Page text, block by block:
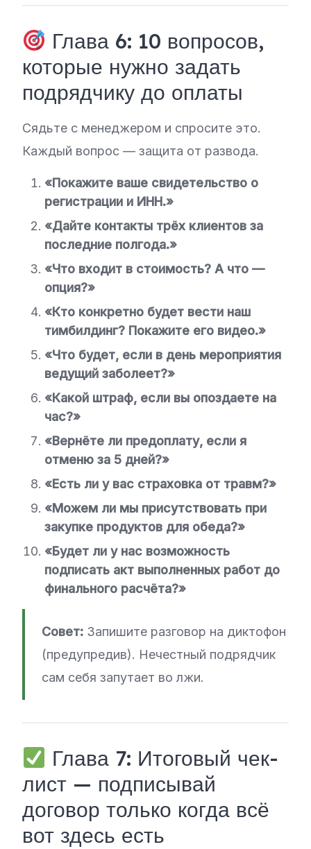
Глава 6: 10 вопросов,
которые нужно задать
подрядчику до оплаты
Сядьте с менеджером и спросите это.
Каждый вопрос — защита от развода.
«Покажите ваше свидетельство о
регистрации и ИНН.»
«Дайте контакты трёх клиентов за
последние полгода.»
«Что входит в стоимость? А что —
опция?»
«Кто конкретно будет вести наш
тимбилдинг? Покажите его видео.»
«Что будет, если в день мероприятия
ведущий заболеет?»
«Какой штраф, если вы опоздаете на
час?»
«Вернёте ли предоплату, если я
отменю за 5 дней?»
«Есть ли у вас страховка от травм?»
«Можем ли мы присутствовать при
закупке продуктов для обеда?»
«Будет ли у нас возможность
подписать акт выполненных работ до
финального расчёта?»
Совет: Запишите разговор на диктофон
(предупредив). Нечестный подрядчик
сам себя запутает во лжи.
Глава 7: Итоговый чек-
лист — подписывай
договор только когда всё
вот здесь есть